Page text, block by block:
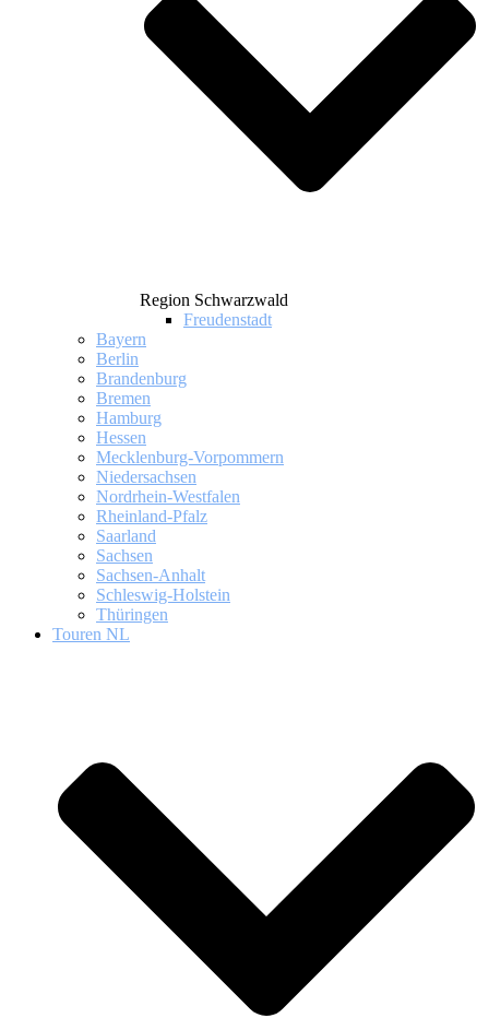
Region Schwarzwald
Freudenstadt
Bayern
Berlin
Brandenburg
Bremen
Hamburg
Hessen
Mecklenburg-Vorpommern
Niedersachsen
Nordrhein-Westfalen
Rheinland-Pfalz
Saarland
Sachsen
Sachsen-Anhalt
Schleswig-Holstein
Thüringen
Touren NL